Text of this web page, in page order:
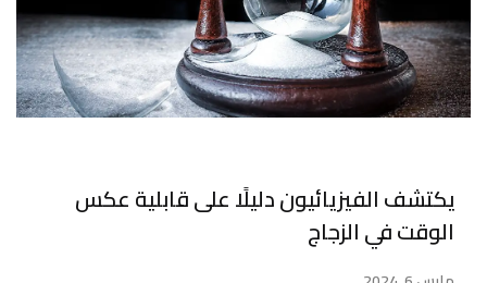
يكتشف الفيزيائيون دليلًا على قابلية عكس
الوقت في الزجاج